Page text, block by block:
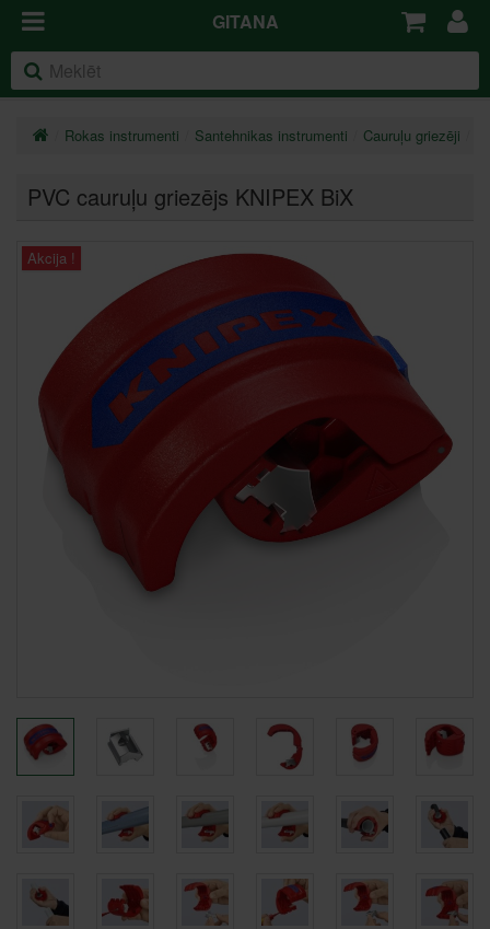
GITANA
Rokas instrumenti Santehnikas instrumenti Cauruļu griezēji
PVC cauruļu griezējs KNIPEX BiX
Akcija !